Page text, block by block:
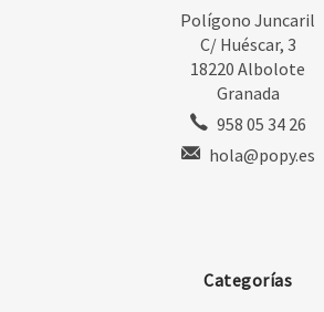
Polígono Juncaril
C/ Huéscar, 3
18220 Albolote
Granada
958 05 34 26
hola@popy.es
Categorías